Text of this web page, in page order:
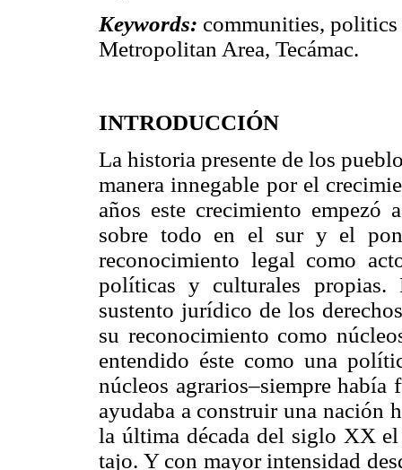
Keywords: communities,
Metropolitan Area, Tecámac.
INTRODUCCIÓN
La historia presente de los
manera innegable por el
años este crecimiento empezó
sobre todo en el sur y el
reconocimiento legal como
políticas y culturales propias.
sustento jurídico de los
su reconocimiento como
entendido éste como una
núcleos agrarios–siempre había
ayudaba a construir una nación
la última década del siglo XX
tajo. Y con mayor intensidad